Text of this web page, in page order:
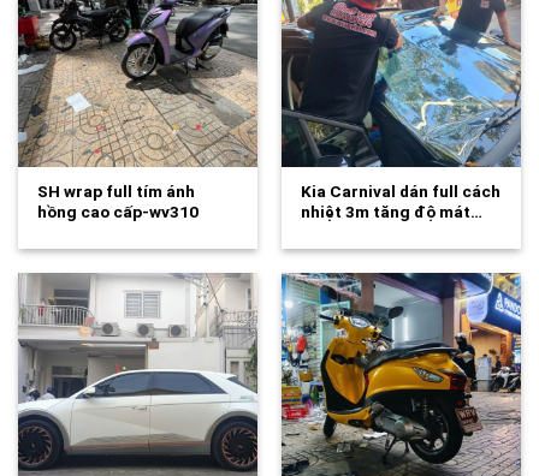
SH wrap full tím ánh
hồng cao cấp-wv310
Kia Carnival dán full cách
nhiệt 3m tăng độ mát…